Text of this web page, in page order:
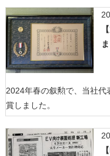
2024年春の叙勲で、当社代
賞しました。